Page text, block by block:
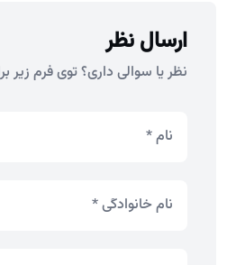
ارسال نظر
نظر یا سوالی داری؟ توی فرم زیر